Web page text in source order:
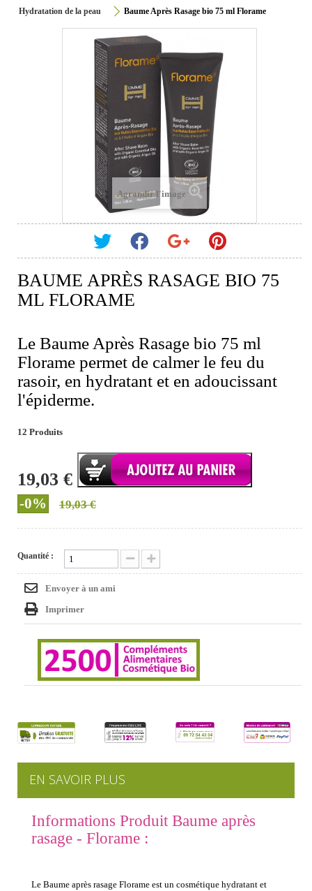
Hydratation de la peau
Baume Après Rasage bio 75 ml Florame
Agrandir l'image
BAUME APRÈS RASAGE BIO 75
ML FLORAME
Le Baume Après Rasage bio 75 ml
Florame permet de calmer le feu du
rasoir, en hydratant et en adoucissant
l'épiderme.
12 Produits
19,03 €
-0% 19,03 €
Quantité :
Envoyer à un ami
Imprimer
EN SAVOIR PLUS
Informations Produit Baume après
rasage - Florame :
Le Baume après rasage Florame est un cosmétique hydratant et